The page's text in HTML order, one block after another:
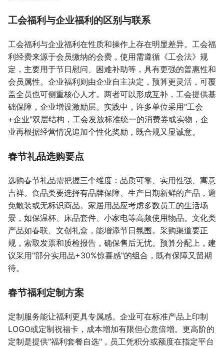
工会福利与企业福利的区别与联系
工会福利与企业福利在性质和操作上存在明显差异。工会福
利经费来源于会员缴纳的会费，使用需遵循《工会法》规
定，主要用于节日慰问、困难补助等，具有更强的普惠性和
会员属性。企业福利则由企业自主决定，预算更灵活，可覆
盖全员也可侧重核心人才。两者可以形成互补，工会提供基
础保障，企业增设激励层。实践中，许多单位采用"工会
+企业"双层结构，工会发放标准统一的消费券或实物，企
业再根据经营情况追加个性化奖励，既合规又显诚意。
春节礼品选购要点
选购春节礼品需把握三个维度：品质可靠、实用性强、寓意
吉祥。食品类要选择有品牌保障、生产日期新鲜的产品，避
免散装或无标识商品。家居用品应考虑多数员工的生活场
景，如保温杯、床品套件、小家电等高频使用物品。文化类
产品如春联、文创礼盒，能增添节日氛围。采购渠道要正
规，索取发票和质检报告，确保售后无忧。预算分配上，建
议采用"部分实用品+30%惊喜感"的组合，既有保障又留期
待。
春节福利定制方案
定制服务能让福利更具专属感。企业可在标准产品上印制
LOGO或定制祝福卡，成本增加有限但心意倍增。更高阶的
定制是提供"福利套餐自选"，员工凭积分或额度在指定平台